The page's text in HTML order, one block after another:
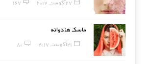
27 آگوست, 2017 167
ماسک هندوانه
21 آگوست, 2017 80